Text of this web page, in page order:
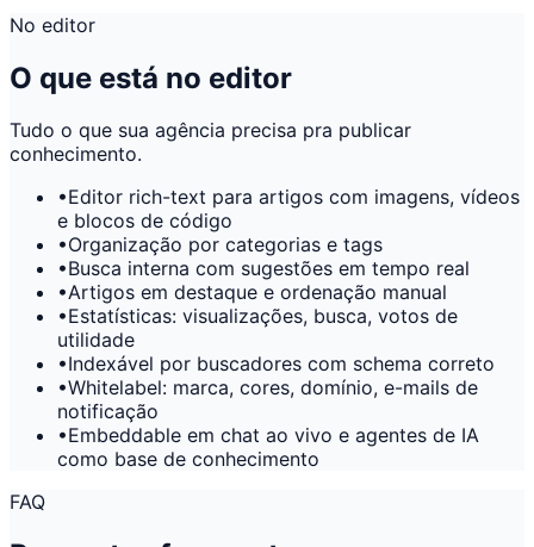
No editor
O que está no editor
Tudo o que sua agência precisa pra publicar
conhecimento.
•Editor rich-text para artigos com imagens, vídeos
e blocos de código
•Organização por categorias e tags
•Busca interna com sugestões em tempo real
•Artigos em destaque e ordenação manual
•Estatísticas: visualizações, busca, votos de
utilidade
•Indexável por buscadores com schema correto
•Whitelabel: marca, cores, domínio, e-mails de
notificação
•Embeddable em chat ao vivo e agentes de IA
como base de conhecimento
FAQ